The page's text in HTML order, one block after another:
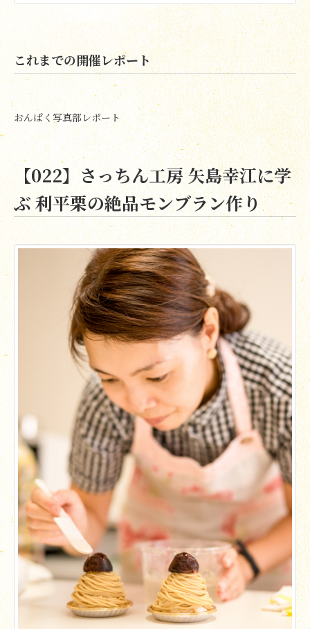
これまでの開催レポート
おんぱく写真部レポート
【022】さっちん工房 矢島幸江に学
ぶ 利平栗の絶品モンブラン作り